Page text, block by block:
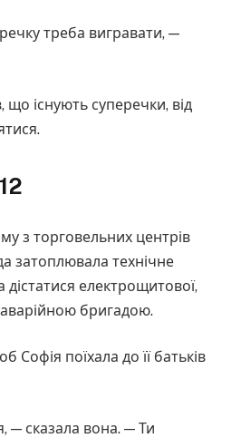
треба вигравати, —
що існують суперечки, від
з торговельних центрів
затоплювала технічне
електрощитової,
бригадою.
Софія поїхала до її батьків
— сказала вона. — Ти